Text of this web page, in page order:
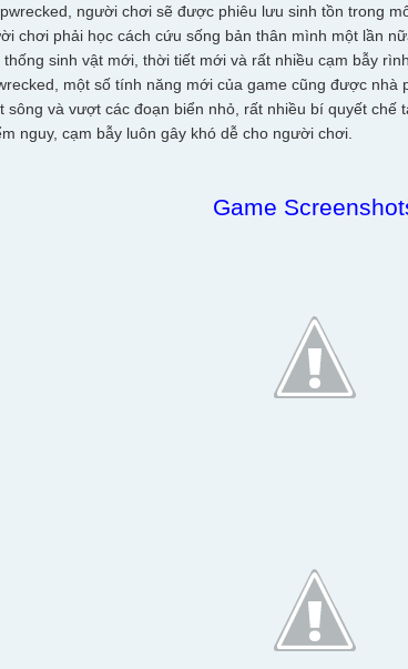
người chơi sẽ được phiêu lưu sinh tồn trong
chơi phải học cách cứu sống bản thân mình một lần
sinh vật mới, thời tiết mới và rất nhiều cạm bẫy
một số tính năng mới của game cũng được
sông và vượt các đoạn biển nhỏ, rất nhiều bí quyết
nguy, cạm bẫy luôn gây khó dễ cho người chơi.
Game